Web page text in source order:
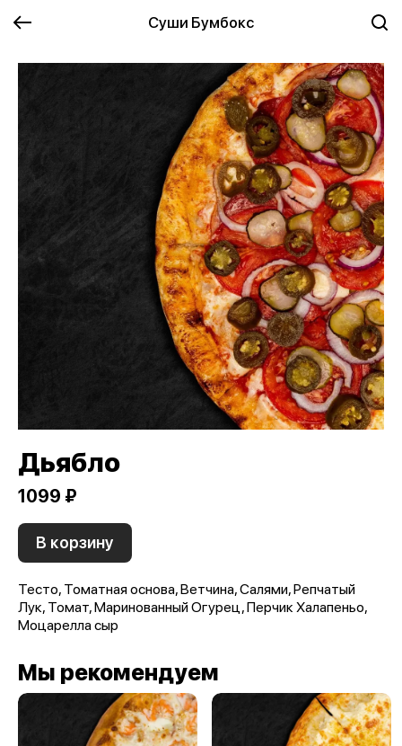
Суши Бумбокс
Дьябло
1099 ₽
В корзину
Тесто, Томатная основа, Ветчина, Салями, Репчатый
Лук, Томат, Маринованный Огурец, Перчик Халапеньо,
Моцарелла сыр
Мы рекомендуем